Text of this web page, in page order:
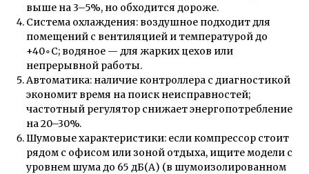
выше на 3–5%, но обходится дороже.
Система охлаждения: воздушное подходит для
помещений с вентиляцией и температурой до
+40∘C; водяное — для жарких цехов или
непрерывной работы.
Автоматика: наличие контроллера с диагностикой
экономит время на поиск неисправностей;
частотный регулятор снижает энергопотребление
на 20–30%.
Шумовые характеристики: если компрессор стоит
рядом с офисом или зоной отдыха, ищите модели с
уровнем шума до 65 дБ(А) (в шумоизолированном